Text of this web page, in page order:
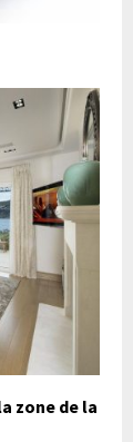
zone de la